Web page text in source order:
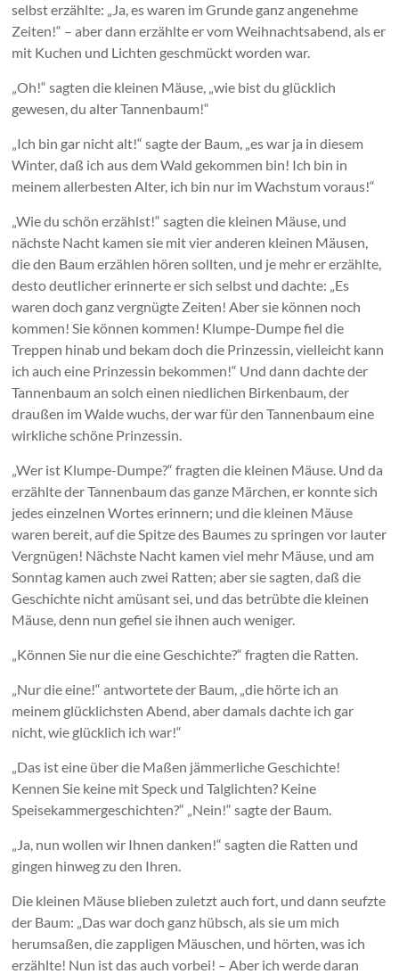
selbst erzählte: „Ja, es waren im Grunde ganz angenehme
Zeiten!“ – aber dann erzählte er vom Weihnachtsabend, als er
mit Kuchen und Lichten geschmückt worden war.
„Oh!“ sagten die kleinen Mäuse, „wie bist du glücklich
gewesen, du alter Tannenbaum!“
„Ich bin gar nicht alt!“ sagte der Baum, „es war ja in diesem
Winter, daß ich aus dem Wald gekommen bin! Ich bin in
meinem allerbesten Alter, ich bin nur im Wachstum voraus!“
„Wie du schön erzählst!“ sagten die kleinen Mäuse, und
nächste Nacht kamen sie mit vier anderen kleinen Mäusen,
die den Baum erzählen hören sollten, und je mehr er erzählte,
desto deutlicher erinnerte er sich selbst und dachte: „Es
waren doch ganz vergnügte Zeiten! Aber sie können noch
kommen! Sie können kommen! Klumpe-Dumpe fiel die
Treppen hinab und bekam doch die Prinzessin, vielleicht kann
ich auch eine Prinzessin bekommen!“ Und dann dachte der
Tannenbaum an solch einen niedlichen Birkenbaum, der
draußen im Walde wuchs, der war für den Tannenbaum eine
wirkliche schöne Prinzessin.
„Wer ist Klumpe-Dumpe?“ fragten die kleinen Mäuse. Und da
erzählte der Tannenbaum das ganze Märchen, er konnte sich
jedes einzelnen Wortes erinnern; und die kleinen Mäuse
waren bereit, auf die Spitze des Baumes zu springen vor lauter
Vergnügen! Nächste Nacht kamen viel mehr Mäuse, und am
Sonntag kamen auch zwei Ratten; aber sie sagten, daß die
Geschichte nicht amüsant sei, und das betrübte die kleinen
Mäuse, denn nun gefiel sie ihnen auch weniger.
„Können Sie nur die eine Geschichte?“ fragten die Ratten.
„Nur die eine!“ antwortete der Baum, „die hörte ich an
meinem glücklichsten Abend, aber damals dachte ich gar
nicht, wie glücklich ich war!“
„Das ist eine über die Maßen jämmerliche Geschichte!
Kennen Sie keine mit Speck und Talglichten? Keine
Speisekammergeschichten?“ „Nein!“ sagte der Baum.
„Ja, nun wollen wir Ihnen danken!“ sagten die Ratten und
gingen hinweg zu den Ihren.
Die kleinen Mäuse blieben zuletzt auch fort, und dann seufzte
der Baum: „Das war doch ganz hübsch, als sie um mich
herumsaßen, die zappligen Mäuschen, und hörten, was ich
erzählte! Nun ist das auch vorbei! – Aber ich werde daran